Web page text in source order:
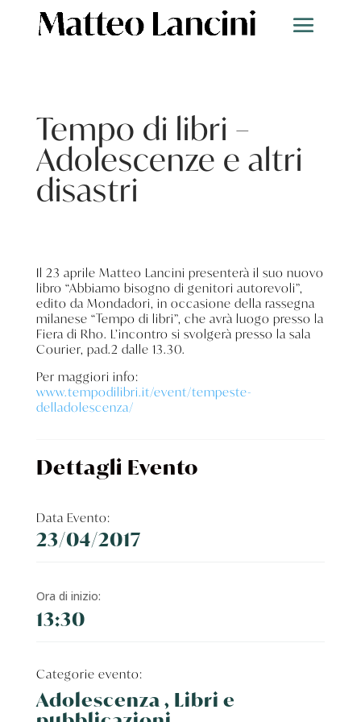
Tempo di libri –
Adolescenze e altri
disastri
Il 23 aprile Matteo Lancini presenterà il suo nuovo
libro “Abbiamo bisogno di genitori autorevoli”,
edito da Mondadori, in occasione della rassegna
milanese “Tempo di libri”, che avrà luogo presso la
Fiera di Rho. L’incontro si svolgerà presso la sala
Courier, pad.2 dalle 13.30.
Per maggiori info:
www.tempodilibri.it/event/tempeste-
delladolescenza/
Dettagli Evento
Data Evento:
23/04/2017
Ora di inizio:
13:30
Categorie evento:
Adolescenza , Libri e